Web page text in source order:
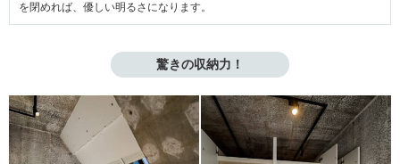
を閉めれば、優しい明るさになります。
驚きの収納力！